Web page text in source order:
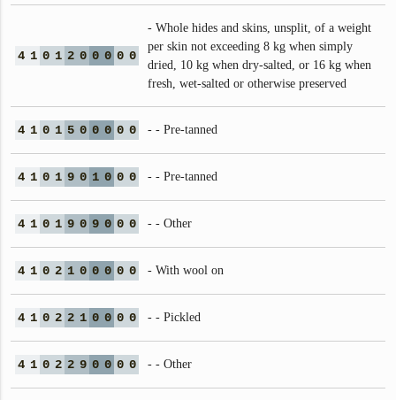
4 1 0 1 2 0 0 0 0 0
- Whole hides and skins, unsplit, of a weight
per skin not exceeding 8 kg when simply
dried, 10 kg when dry‑salted, or 16 kg when
fresh, wet‑salted or otherwise preserved
4 1 0 1 5 0 0 0 0 0 - - Pre-tanned
4 1 0 1 9 0 1 0 0 0 - - Pre-tanned
4 1 0 1 9 0 9 0 0 0 - - Other
4 1 0 2 1 0 0 0 0 0 - With wool on
4 1 0 2 2 1 0 0 0 0 - - Pickled
4 1 0 2 2 9 0 0 0 0 - - Other